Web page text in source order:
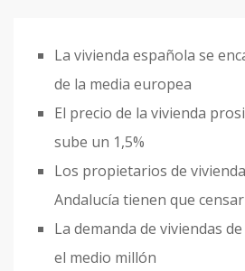
La vivienda española se
de la media europea
El precio de la vivienda
sube un 1,5%
Los propietarios de
Andalucía tienen que
La demanda de viviendas
el medio millón